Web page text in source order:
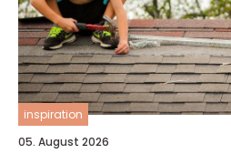
inspiration
05. August 2026